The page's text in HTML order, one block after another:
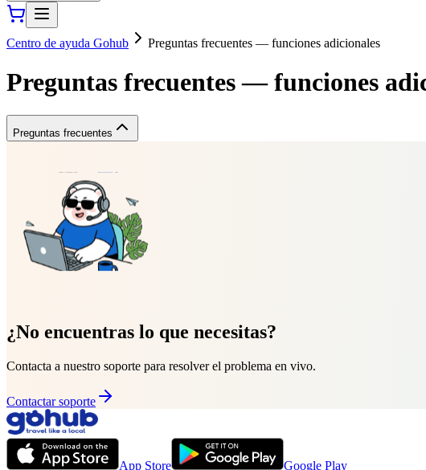
Centro de ayuda Gohub Preguntas frecuentes — funciones adicionales
Preguntas frecuentes — funciones
Preguntas frecuentes
¿No encuentras lo que necesitas?
Contacta a nuestro soporte para resolver el problema en vivo.
Contactar soporte
App Store Google Play